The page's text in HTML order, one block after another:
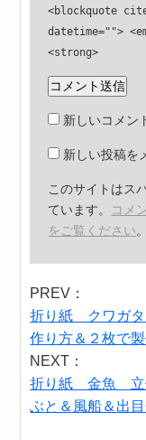
<blockquote
datetime="">
<strong>
新しいコメン
新しい投稿を
このサイトはス
ています。 コメ
をご覧ください。
PREV：
折り紙 クワガ
作り方＆２枚で
NEXT：
折り紙 金魚 立
ぶと＆風船＆出